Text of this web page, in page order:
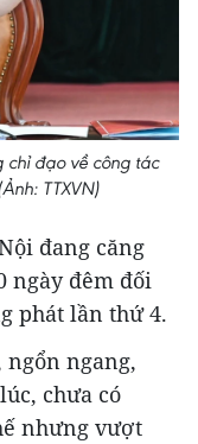
chỉ đạo về công tác
TTXVN)
đang căng
ngày đêm đối
phát lần thứ 4.
ngổn ngang,
chưa có
nhưng vượt